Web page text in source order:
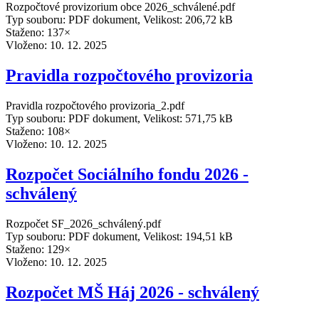
Rozpočtové provizorium obce 2026_schválené.pdf
Typ souboru: PDF dokument, Velikost: 206,72 kB
Staženo: 137×
Vloženo: 10. 12. 2025
Pravidla rozpočtového provizoria
Pravidla rozpočtového provizoria_2.pdf
Typ souboru: PDF dokument, Velikost: 571,75 kB
Staženo: 108×
Vloženo: 10. 12. 2025
Rozpočet Sociálního fondu 2026 -
schválený
Rozpočet SF_2026_schválený.pdf
Typ souboru: PDF dokument, Velikost: 194,51 kB
Staženo: 129×
Vloženo: 10. 12. 2025
Rozpočet MŠ Háj 2026 - schválený